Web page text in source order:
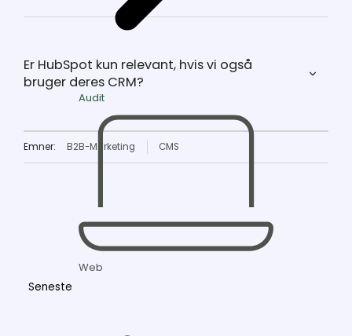
Audit
Web
Er HubSpot kun relevant, hvis vi også
bruger deres CRM?
Emner: B2B-Marketing CMS
Seneste